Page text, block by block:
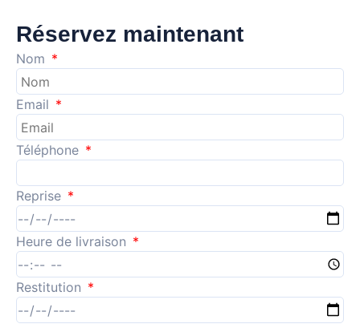
Réservez maintenant
Nom
Email
Téléphone
Reprise
Heure de livraison
Restitution